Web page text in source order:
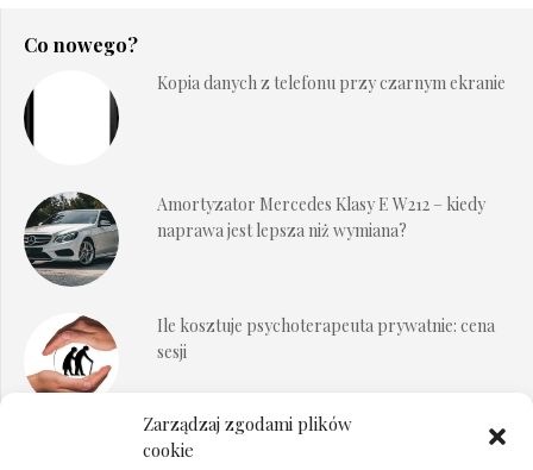
Zarządzaj zgodami plików
cookie
Co nowego?
Kopia danych z telefonu przy czarnym ekranie
Amortyzator Mercedes Klasy E W212 – kiedy
naprawa jest lepsza niż wymiana?
Ile kosztuje psychoterapeuta prywatnie: cena
sesji
Dokumenty do odbioru przy zmianie biura